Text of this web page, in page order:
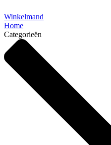
Winkelmand
Home
Categorieën